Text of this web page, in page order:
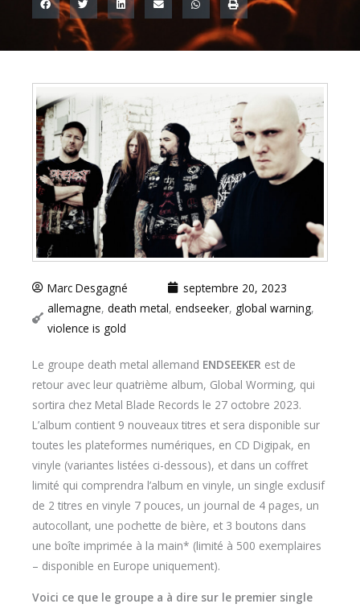
Marc Desgagné
septembre 20, 2023
allemagne, death metal, endseeker, global warning,
violence is gold
Le groupe death metal allemand ENDSEEKER est de
retour avec leur quatrième album, Global Worming, qui
sortira chez Metal Blade Records le 27 octobre 2023.
L’album contient 9 nouveaux titres et sera disponible sur
toutes les plateformes numériques, en CD Digipak, en
vinyle (variantes listées ci-dessous), et dans un coffret
limité qui comprendra l’album en vinyle, un single exclusif
de 2 titres en vinyle 7 pouces, un journal de 4 pages, un
autocollant, une pochette de bière, et 3 boutons dans
une boîte imprimée à la main* (limité à 500 exemplaires
– disponible en Europe uniquement).
Voici ce que le groupe a à dire sur le premier single